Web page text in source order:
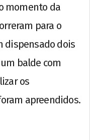
momento da
para o
dispensado dois
balde com
os
apreendidos.